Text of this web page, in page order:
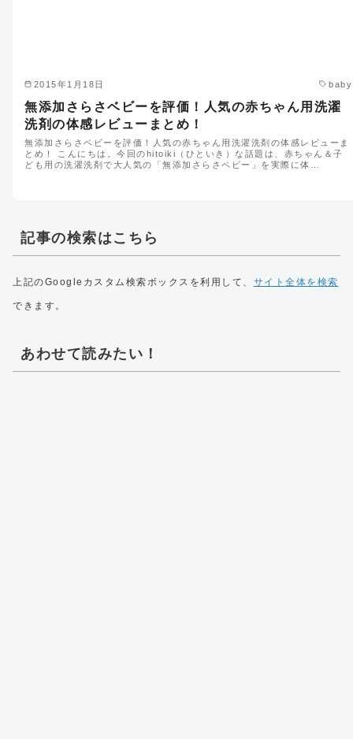
2015年1月18日 baby
無添加さらさベビーを評価！人気の赤ちゃん用洗濯
洗剤の体感レビューまとめ！
無添加さらさベビーを評価！人気の赤ちゃん用洗濯洗剤の体感レビューま
とめ！ こんにちは。今回のhitoiki（ひといき）な話題は、赤ちゃん＆子
ども用の洗濯洗剤で大人気の「無添加さらさベビー」を実際に体…
記事の検索はこちら
上記のGoogleカスタム検索ボックスを利用して、 サイト全体を検索
できます。
あわせて読みたい！